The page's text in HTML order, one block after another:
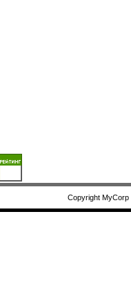
Copyright MyCorp